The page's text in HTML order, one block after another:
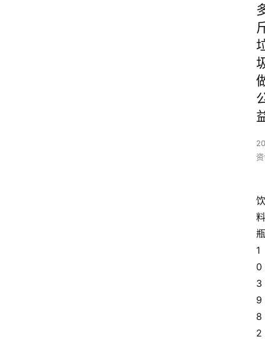
饮
料
瓶
1
0
3
9
8
2